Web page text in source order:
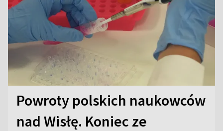
Powroty polskich naukowców
nad Wisłę. Koniec ze